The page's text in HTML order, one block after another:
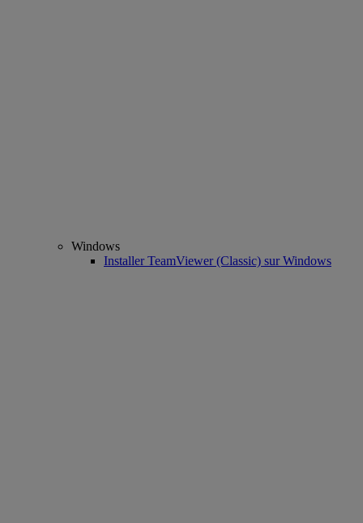
Windows
Installer TeamViewer (Classic) sur Windows